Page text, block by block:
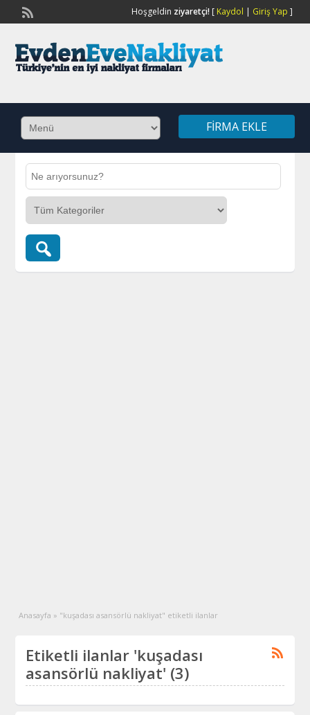
Hoşgeldin ziyaretçi![ Kaydol | Giriş Yap ]
FIRMA EKLE
Anasayfa » "kuşadası asansörlü nakliyat" etiketli ilanlar
Etiketli ilanlar 'kuşadası
asansörlü nakliyat' (3)